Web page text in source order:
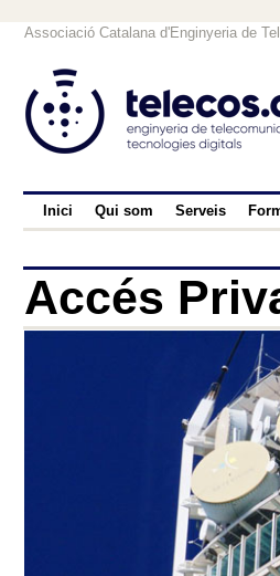
Associació Catalana d'Enginyeria de
Inici Qui som Serveis
Accés